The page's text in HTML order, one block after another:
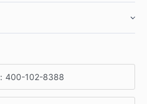
400-102-8388